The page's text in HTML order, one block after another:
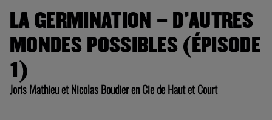
LA GERMINATION – D’AUTRES
MONDES POSSIBLES (ÉPISODE
1)
Joris Mathieu et Nicolas Boudier en Cie de Haut et Court